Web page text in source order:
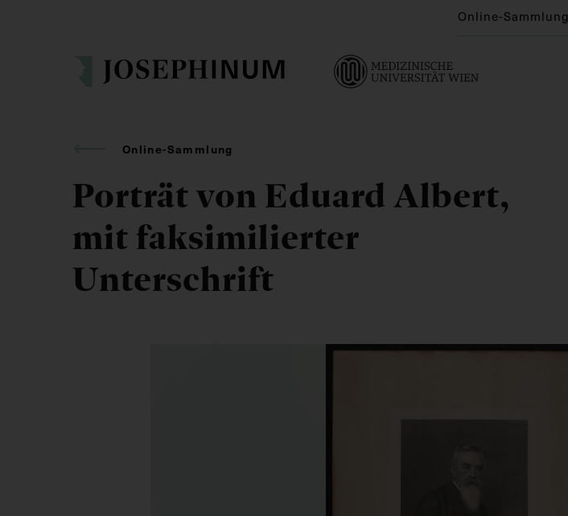
Online-Sammlung
Online-Sammlung
Porträt von Eduard Albert,
mit faksimilierter
Unterschrift